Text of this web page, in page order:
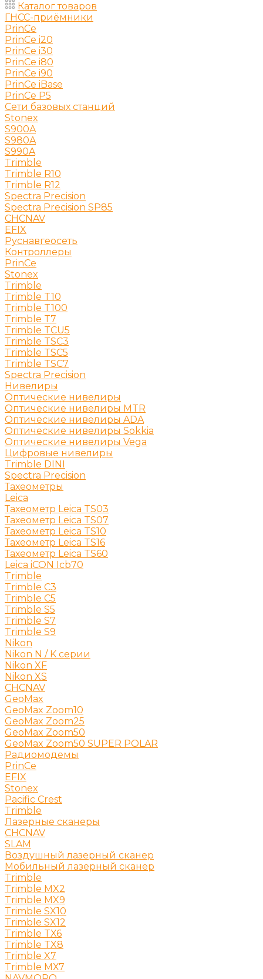
Каталог товаров
ГНСС-приёмники
PrinCe
PrinCe i20
PrinCe i30
PrinCe i80
PrinCe i90
PrinCe iBase
PrinCe P5
Сети базовых станций
Stonex
S900A
S980A
S990A
Trimble
Trimble R10
Trimble R12
Spectra Precision
Spectra Precision SP85
CHCNAV
EFIX
Руснавгеосеть
Контроллеры
PrinCe
Stonex
Trimble
Trimble T10
Trimble T100
Trimble T7
Trimble TCU5
Trimble TSC3
Trimble TSC5
Trimble TSC7
Spectra Precision
Нивелиры
Оптические нивелиры
Оптические нивелиры MTR
Оптические нивелиры ADA
Оптические нивелиры Sokkia
Оптические нивелиры Vega
Цифровые нивелиры
Trimble DINI
Spectra Precision
Тахеометры
Leica
Тахеометр Leica TS03
Тахеометр Leica TS07
Тахеометр Leica TS10
Тахеометр Leica TS16
Тахеометр Leica TS60
Leica iCON Icb70
Trimble
Trimble C3
Trimble C5
Trimble S5
Trimble S7
Trimble S9
Nikon
Nikon N / K серии
Nikon XF
Nikon XS
CHCNAV
GeoMax
GeoMax Zoom10
GeoMax Zoom25
GeoMax Zoom50
GeoMax Zoom50 SUPER POLAR
Радиомодемы
PrinCe
EFIX
Stonex
Pacific Crest
Trimble
Лазерные сканеры
CHCNAV
SLAM
Воздушный лазерный сканер
Мобильный лазерный сканер
Trimble
Trimble MX2
Trimble MX9
Trimble SX10
Trimble SX12
Trimble TX6
Trimble TX8
Trimble X7
Trimble МХ7